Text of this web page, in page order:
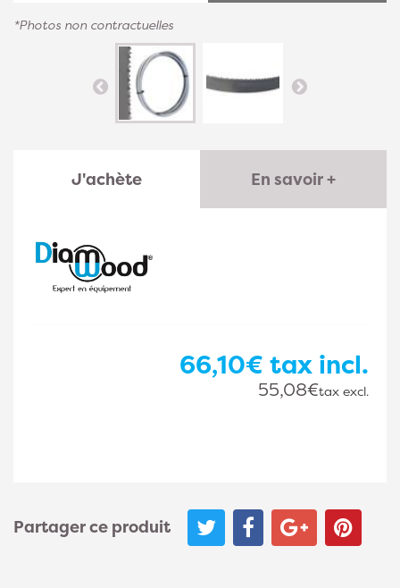
*Photos non contractuelles
J'achète En savoir +
66,10€ tax incl.
55,08€tax excl.
Partager ce produit